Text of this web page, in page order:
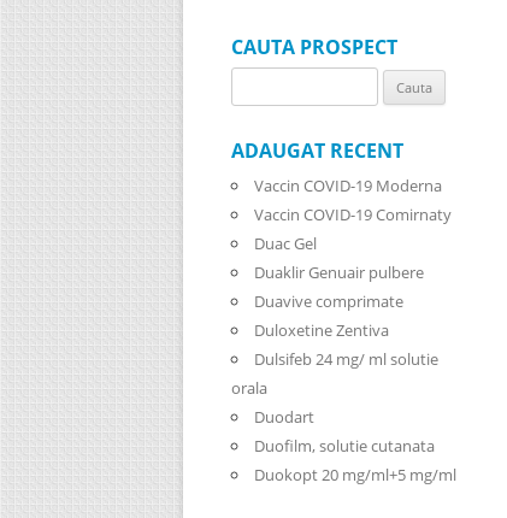
CAUTA PROSPECT
for:
ADAUGAT RECENT
Vaccin COVID-19 Moderna
Vaccin COVID-19 Comirnaty
Duac Gel
Duaklir Genuair pulbere
Duavive comprimate
Duloxetine Zentiva
Dulsifeb 24 mg/ ml solutie
orala
Duodart
Duofilm, solutie cutanata
Duokopt 20 mg/ml+5 mg/ml